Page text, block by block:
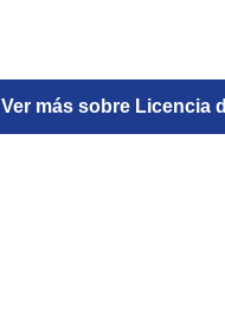
Ver más sobre Licencia